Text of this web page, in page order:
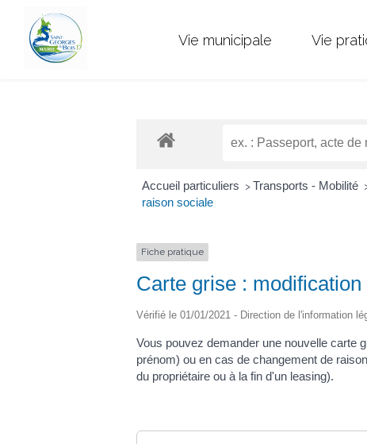
Vie municipale Vie
Accueil particuliers > Transports - Mobilité
raison sociale
Fiche pratique
Carte grise :
Vérifié le 01/01/2021 - Direction de l'information
Vous pouvez demander une nouvelle carte
prénom) ou en cas de changement de
du propriétaire ou à la fin d'un leasing).